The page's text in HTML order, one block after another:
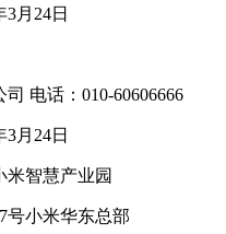
3月24日
电话：010-60606666
3月24日
米智慧产业园
号小米华东总部